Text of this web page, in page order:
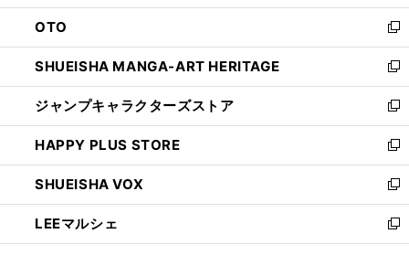
ウ
で
開
く
ン
ド
ウ
で
開
く
OTO
新
し
い
ウ
ィ
ン
ド
ウ
で
開
く
SHUEISHA MANGA-ART HERITAGE
新
し
い
ウ
ィ
ン
ド
ウ
で
開
ジャンプキャラクターズストア
新
し
い
ウ
ィ
ン
ド
ウ
HAPPY PLUS STORE
新
し
い
ウ
ィ
ン
SHUEISHA VOX
新
し
い
ウ
LEEマルシェ
新
し